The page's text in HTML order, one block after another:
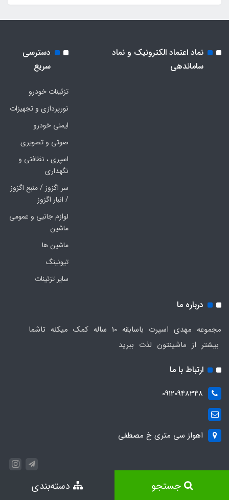
جستجو
نماد اعتماد الکترونیک و نماد
ساماندهی
دسترسی
سریع
تزئینات خودرو
نورپردازی و تجهیزات
ایمنی خودرو
صوتی و تصویری
اسپری ، نظافتی و
نگهداری
سر اگزوز / منبع اگزوز
/ انبار اگزوز
لوازم جانبی و عمومی
ماشین
ماشین ها
تیونینگ
سایر تزئینات
درباره ما
مجموعه مهدی اسپرت باسابقه 10 ساله کمک میکنه تاشما
بیشتر از ماشینتون لذت ببرید
ارتباط با ما
09120948348
اهواز سی متری خ مصطفی
ساخت سایت توسطPortal